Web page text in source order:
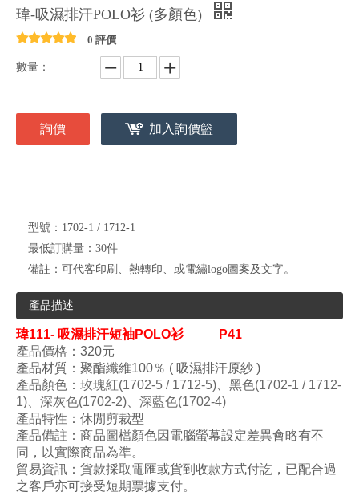
瑋-吸濕排汗POLO衫 (多顏色)
0 評價
數量：
詢價 加入詢價籃
型號： 1702-1 / 1712-1
最低訂購量： 30件
備註： 可代客印刷、熱轉印、或電繡logo圖案及文字。
產品描述
瑋111- 吸濕排汗短袖POLO衫P41
產品價格：320元
產品材質： 聚酯纖維100％ ( 吸濕排汗原紗 )
產品顏色 ： 玫瑰紅(1702-5 / 1712-5) 、黑色(1702-1 / 1712-
1) 深灰色(1702-2) 、深藍色(1702-4)
產品特性： 休閒剪裁型
產品備註：商品圖檔顏色因電腦螢幕設定差異會略有不
同，以實際商品為準。
貿易資訊：貨款採取電匯或貨到收款方式付訖，已配合過
之客戶亦可接受短期票據支付。